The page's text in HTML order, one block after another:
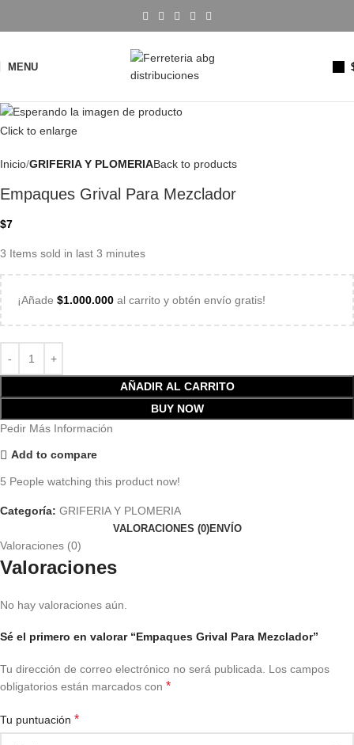
MENU
Click to enlarge
Inicio GRIFERIA Y PLOMERIABack to products
Empaques Grival Para Mezclador
$7
3 Items sold in last 3 minutes
¡Añade $1.000.000 al carrito y obtén envío gratis!
AÑADIR AL CARRITO
BUY NOW
Pedir Más Información
Add to compare
5 People watching this product now!
Categoría: GRIFERIA Y PLOMERIA
VALORACIONES (0)ENVÍO
Valoraciones (0)
Valoraciones
No hay valoraciones aún.
Sé el primero en valorar “Empaques Grival Para Mezclador”
Tu dirección de correo electrónico no será publicada.
Los campos
obligatorios están marcados con *
Tu puntuación *